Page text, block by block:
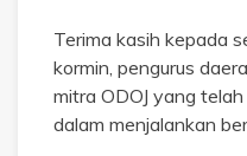
Terima kasih kepada
kormin, pengurus
mitra ODOJ yang
dalam menjalankan